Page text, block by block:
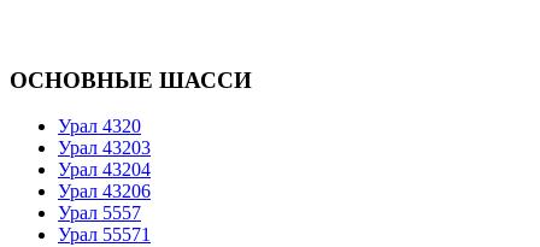
ОСНОВНЫЕ ШАССИ
Урал 4320
Урал 43203
Урал 43204
Урал 43206
Урал 5557
Урал 55571